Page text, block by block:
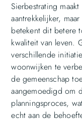
Sierbestrating
aantrekkelijker,
betekent dit betere
kwaliteit van leven.
verschillende
woonwijken te
de gemeenschap
aangemoedigd om
planningsproces,
echt aan de